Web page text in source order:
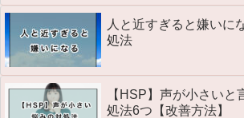
人と近すぎると嫌いに
処法
【HSP】声が小さい
処法6つ【改善方法】